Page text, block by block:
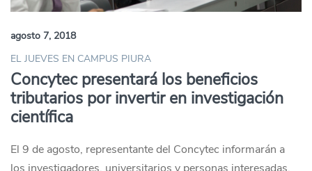
agosto 7, 2018
EL JUEVES EN CAMPUS PIURA
Concytec presentará los beneficios
tributarios por invertir en investigación
científica
El 9 de agosto, representante del Concytec informarán a